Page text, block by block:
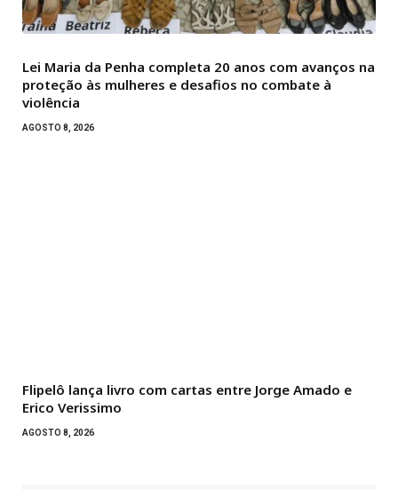
Lei Maria da Penha completa 20 anos com avanços na
proteção às mulheres e desafios no combate à
violência
AGOSTO 8, 2026
Flipelô lança livro com cartas entre Jorge Amado e
Erico Verissimo
AGOSTO 8, 2026